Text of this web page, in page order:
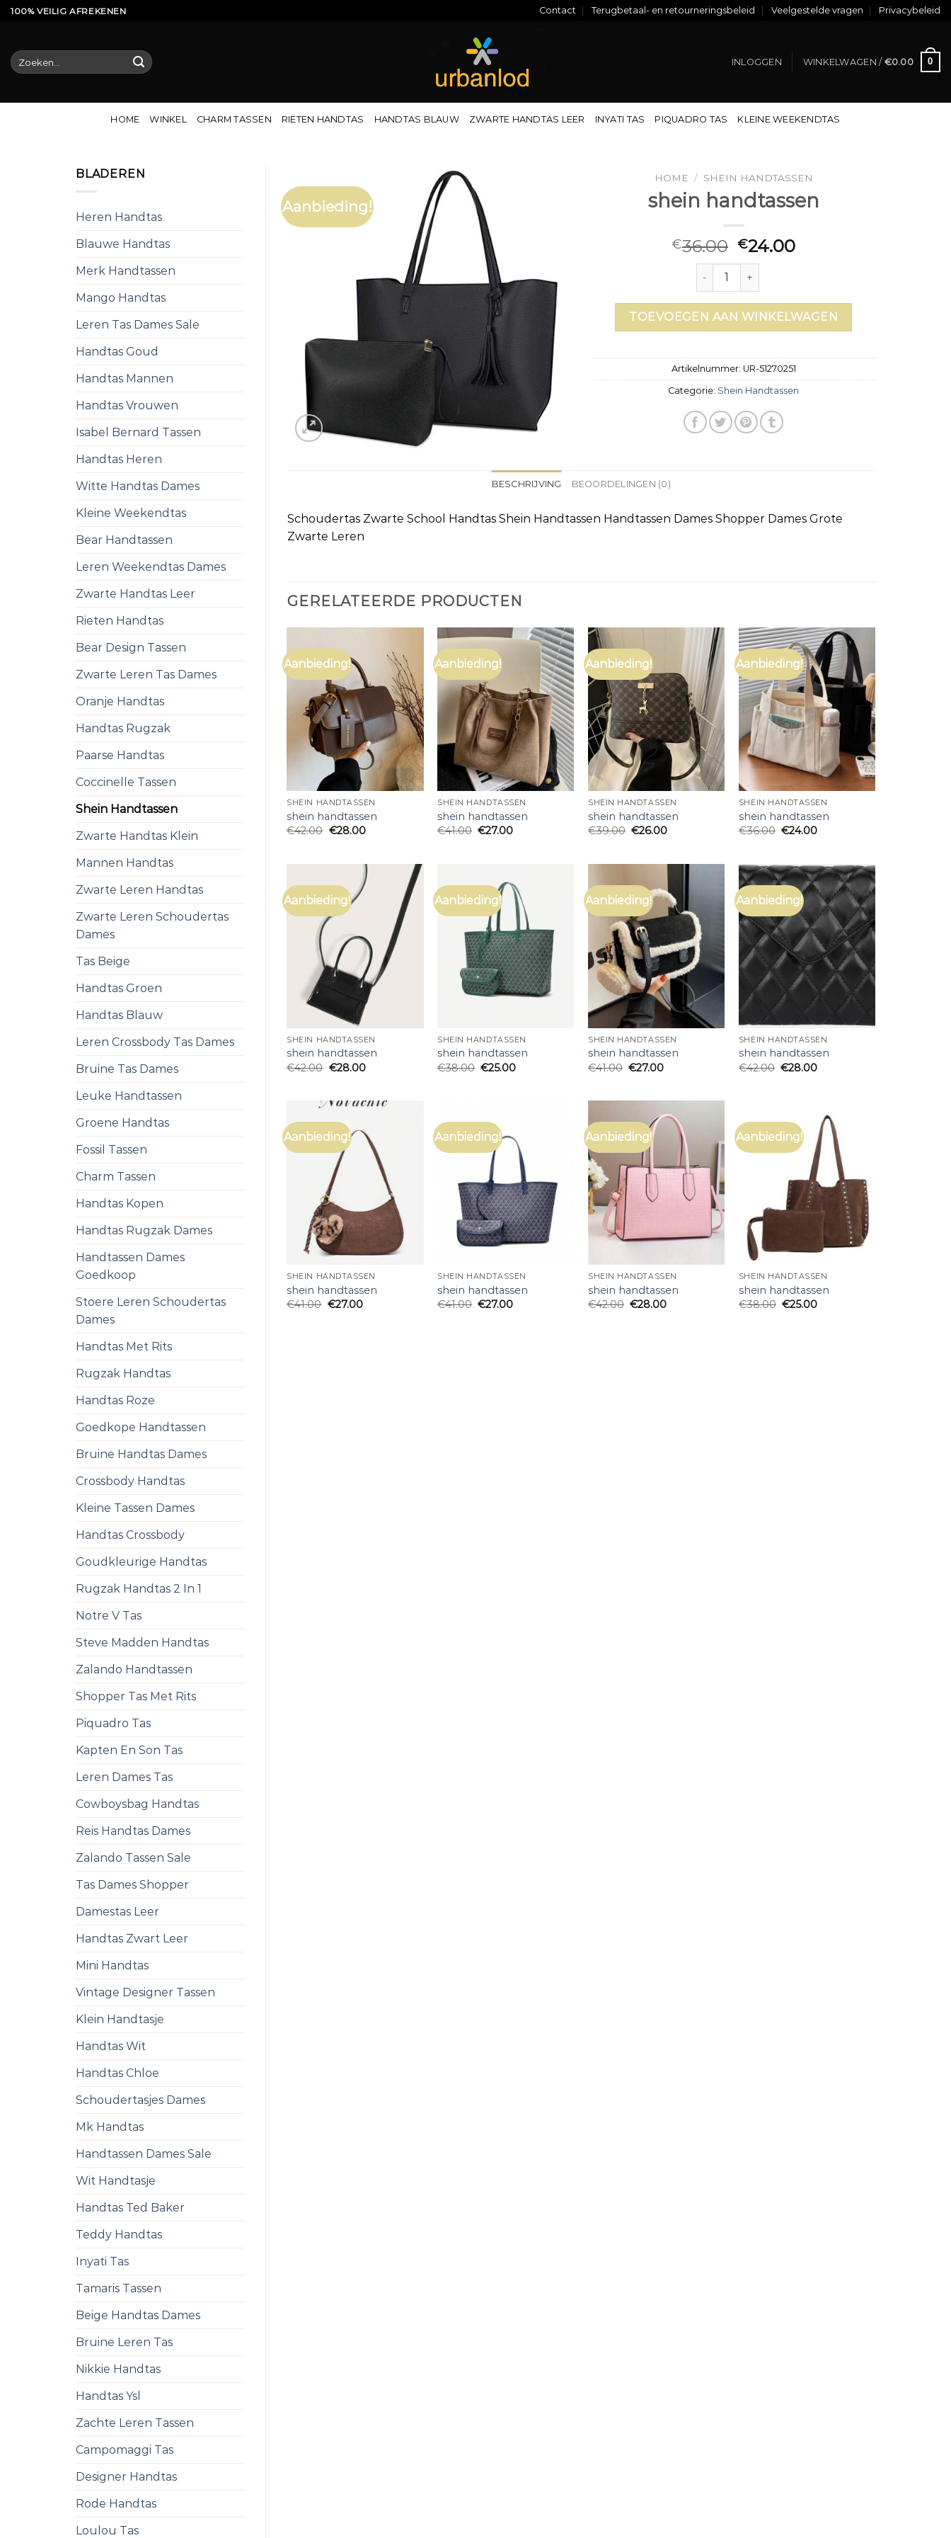
Ga100% VEILIG AFREKENEN Contact Terugbetaal- en retourneringsbeleid Veelgestelde vragen Privacybeleid
Zoeken
naar:
INLOGGEN WINKELWAGEN / €0.00 0
HOME WINKEL CHARM TASSEN RIETEN HANDTAS HANDTAS BLAUW ZWARTE HANDTAS LEER INYATI TAS PIQUADRO TAS KLEINE WEEKENDTAS
BLADEREN
Heren Handtas
Blauwe Handtas
Merk Handtassen
Mango Handtas
Leren Tas Dames Sale
Handtas Goud
Handtas Mannen
Handtas Vrouwen
Isabel Bernard Tassen
Handtas Heren
Witte Handtas Dames
Kleine Weekendtas
Bear Handtassen
Leren Weekendtas Dames
Zwarte Handtas Leer
Rieten Handtas
Bear Design Tassen
Zwarte Leren Tas Dames
Oranje Handtas
Handtas Rugzak
Paarse Handtas
Coccinelle Tassen
Shein Handtassen
Zwarte Handtas Klein
Mannen Handtas
Zwarte Leren Handtas
Zwarte Leren Schoudertas
Dames
Tas Beige
Handtas Groen
Handtas Blauw
Leren Crossbody Tas Dames
Bruine Tas Dames
Leuke Handtassen
Groene Handtas
Fossil Tassen
Charm Tassen
Handtas Kopen
Handtas Rugzak Dames
Handtassen Dames
Goedkoop
Stoere Leren Schoudertas
Dames
Handtas Met Rits
Rugzak Handtas
Handtas Roze
Goedkope Handtassen
Bruine Handtas Dames
Crossbody Handtas
Kleine Tassen Dames
Handtas Crossbody
Goudkleurige Handtas
Rugzak Handtas 2 In 1
Notre V Tas
Steve Madden Handtas
Zalando Handtassen
Shopper Tas Met Rits
Piquadro Tas
Kapten En Son Tas
Leren Dames Tas
Cowboysbag Handtas
Reis Handtas Dames
Zalando Tassen Sale
Tas Dames Shopper
Damestas Leer
Handtas Zwart Leer
Mini Handtas
Vintage Designer Tassen
Klein Handtasje
Handtas Wit
Handtas Chloe
Schoudertasjes Dames
Mk Handtas
Handtassen Dames Sale
Wit Handtasje
Handtas Ted Baker
Teddy Handtas
Inyati Tas
Tamaris Tassen
Beige Handtas Dames
Bruine Leren Tas
Nikkie Handtas
Handtas Ysl
Zachte Leren Tassen
Campomaggi Tas
Designer Handtas
Rode Handtas
Loulou Tas
Aanbieding!
HOME / SHEIN HANDTASSEN
shein handtassen
€36.00 €24.00
shein handtassen aantal
TOEVOEGEN AAN WINKELWAGEN
Artikelnummer: UR-51270251
Categorie: Shein Handtassen
BESCHRIJVING BEOORDELINGEN (0)
Schoudertas Zwarte School Handtas Shein Handtassen Handtassen Dames Shopper Dames Grote
Zwarte Leren
GERELATEERDE PRODUCTEN
Aanbieding!
SHEIN HANDTASSEN
shein handtassen
€42.00 €28.00
Aanbieding!
SHEIN HANDTASSEN
shein handtassen
€41.00 €27.00
Aanbieding!
SHEIN HANDTASSEN
shein handtassen
€39.00 €26.00
Aanbieding!
SHEIN HANDTASSEN
shein handtassen
€36.00 €24.00
Aanbieding!
SHEIN HANDTASSEN
shein handtassen
€42.00 €28.00
Aanbieding!
SHEIN HANDTASSEN
shein handtassen
€38.00 €25.00
Aanbieding!
SHEIN HANDTASSEN
shein handtassen
€41.00 €27.00
Aanbieding!
SHEIN HANDTASSEN
shein handtassen
€42.00 €28.00
Aanbieding!
SHEIN HANDTASSEN
shein handtassen
€41.00 €27.00
Aanbieding!
SHEIN HANDTASSEN
shein handtassen
€41.00 €27.00
Aanbieding!
SHEIN HANDTASSEN
shein handtassen
€42.00 €28.00
Aanbieding!
SHEIN HANDTASSEN
shein handtassen
€38.00 €25.00